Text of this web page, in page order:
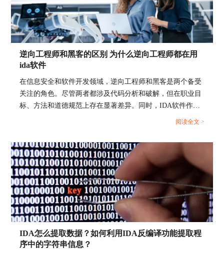
逆向工程师和黑客的区别 为什么逆向工程师都在用
ida软件
在信息安全和软件开发领域，逆向工程师和黑客是两个备受
关注的角色。尽管两者都涉及代码分析和破解，但在职业目
标、方法和道德规范上存在显著差异。同时，IDA软件作为
逆向工程师的首选工具，其受欢迎的原因也值得探讨。本文
在用ida软件”这一主题，并进一步介绍常用的逆向工程软
件。...
阅读全文 >
IDA怎么提取数据？如何利用IDA反编译功能提取程
序中的字符串信息？